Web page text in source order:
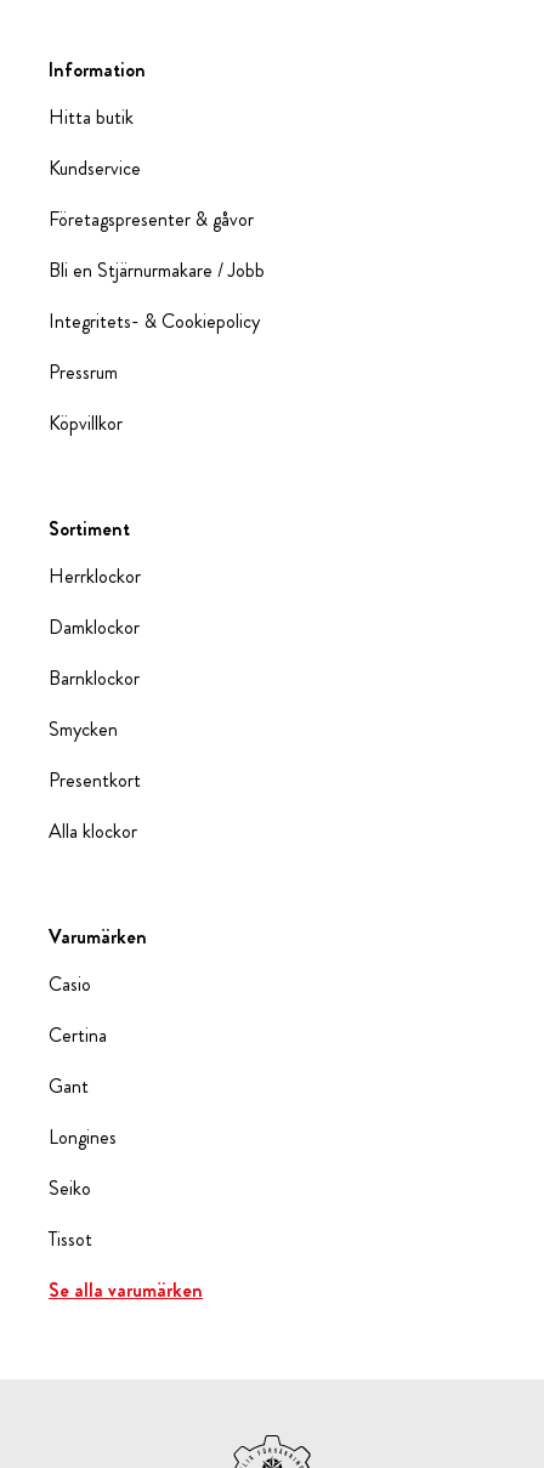
Information
Hitta butik
Kundservice
Företagspresenter & gåvor
Bli en Stjärnurmakare / Jobb
Integritets- & Cookiepolicy
Pressrum
Köpvillkor
Sortiment
Herrklockor
Damklockor
Barnklockor
Smycken
Presentkort
Alla klockor
Varumärken
Casio
Certina
Gant
Longines
Seiko
Tissot
Se alla varumärken